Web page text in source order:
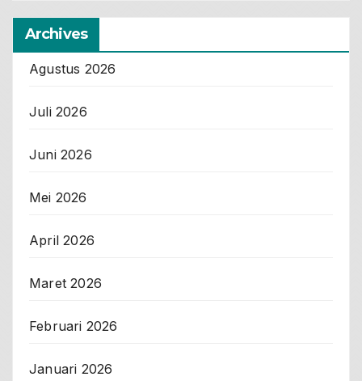
Archives
Agustus 2026
Juli 2026
Juni 2026
Mei 2026
April 2026
Maret 2026
Februari 2026
Januari 2026